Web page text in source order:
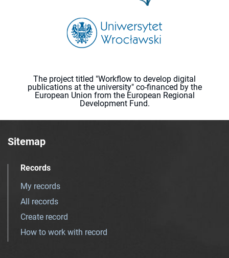
The project titled "Workflow to develop digital
publications at the university" co-financed by the
European Union from the European Regional
Development Fund.
Sitemap
Records
My records
All records
Create record
How to work with record